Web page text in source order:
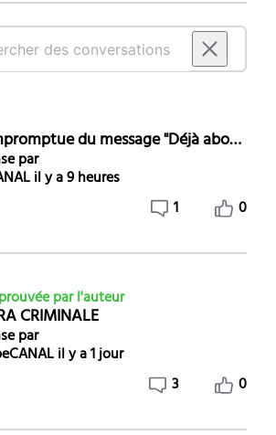
Apparition impromptue du message "Déjà abonné"
par
il y a 9 heures
1
0
par l'auteur
CRIMINALE
par
il y a 1 jour
3
0